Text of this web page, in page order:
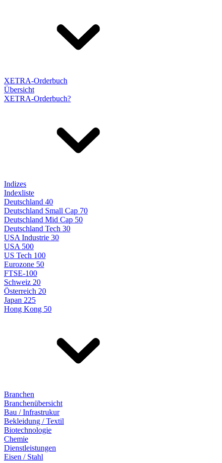
XETRA-Orderbuch
Übersicht
XETRA-Orderbuch?
Indizes
Indexliste
Deutschland 40
Deutschland Small Cap 70
Deutschland Mid Cap 50
Deutschland Tech 30
USA Industrie 30
USA 500
US Tech 100
Eurozone 50
FTSE-100
Schweiz 20
Österreich 20
Japan 225
Hong Kong 50
Branchen
Branchenübersicht
Bau / Infrastrukur
Bekleidung / Textil
Biotechnologie
Chemie
Dienstleistungen
Eisen / Stahl